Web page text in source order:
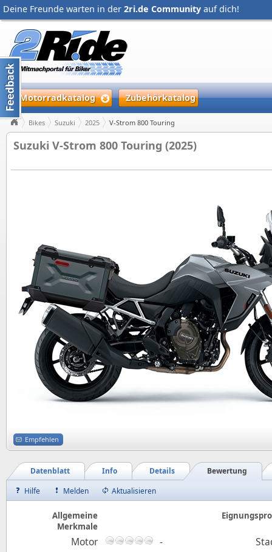
Deine Freunde warten in der 2ri.de Community auf dich!
Motorradkatalog Zubehörkatalog
Bikes Suzuki 2025 V-Strom 800 Touring
Suzuki V-Strom 800 Touring (2025)
Empfehlen
Bewertung
Details
Info
Datenblatt
Hilfe
Melden Aktualisieren
Allgemeine
Merkmale
Motor
-